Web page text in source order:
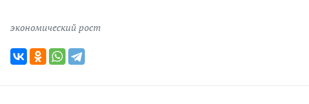
экономический рост